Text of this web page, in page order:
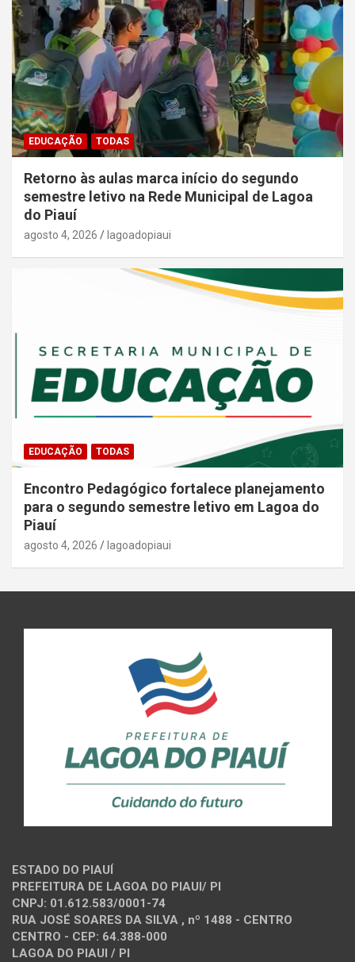
EDUCAÇÃO TODAS
Retorno às aulas marca início do segundo
semestre letivo na Rede Municipal de Lagoa
do Piauí
agosto 4, 2026 lagoadopiaui
EDUCAÇÃO TODAS
Encontro Pedagógico fortalece planejamento
para o segundo semestre letivo em Lagoa do
Piauí
agosto 4, 2026 lagoadopiaui
ESTADO DO PIAUÍ
PREFEITURA DE LAGOA DO PIAUI/ PI
CNPJ: 01.612.583/0001-74
RUA JOSÉ SOARES DA SILVA , nº 1488 - CENTRO
CENTRO - CEP: 64.388-000
LAGOA DO PIAUI / PI